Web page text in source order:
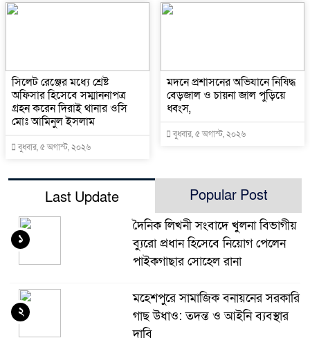
সিলেট রেঞ্জের মধ্যে শ্রেষ্ট
অফিসার হিসেবে সম্মাননাপত্র
গ্রহন করেন দিরাই থানার ওসি
মোঃ আমিনুল ইসলাম
বুধবার, ৫ অগাস্ট, ২০২৬
মদনে প্রশাসনের অভিযানে নিষিদ্ধ
বেড়জাল ও চায়না জাল পুড়িয়ে
ধ্বংস,
বুধবার, ৫ অগাস্ট, ২০২৬
Last Update Popular Post
দৈনিক লিখনী সংবাদে খুলনা বিভাগীয়
ব্যুরো প্রধান হিসেবে নিয়োগ পেলেন
পাইকগাছার সোহেল রানা
১
মহেশপুরে সামাজিক বনায়নের সরকারি
গাছ উধাও: তদন্ত ও আইনি ব্যবস্থার
দাবি
২